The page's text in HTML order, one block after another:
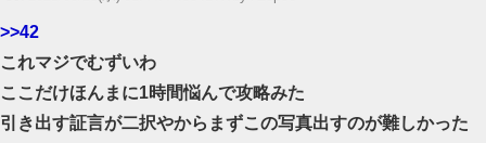
>>42
これマジでむずいわ
ここだけほんまに1時間悩んで攻略みた
引き出す証言が二択やからまずこの写真出すのが難しかった